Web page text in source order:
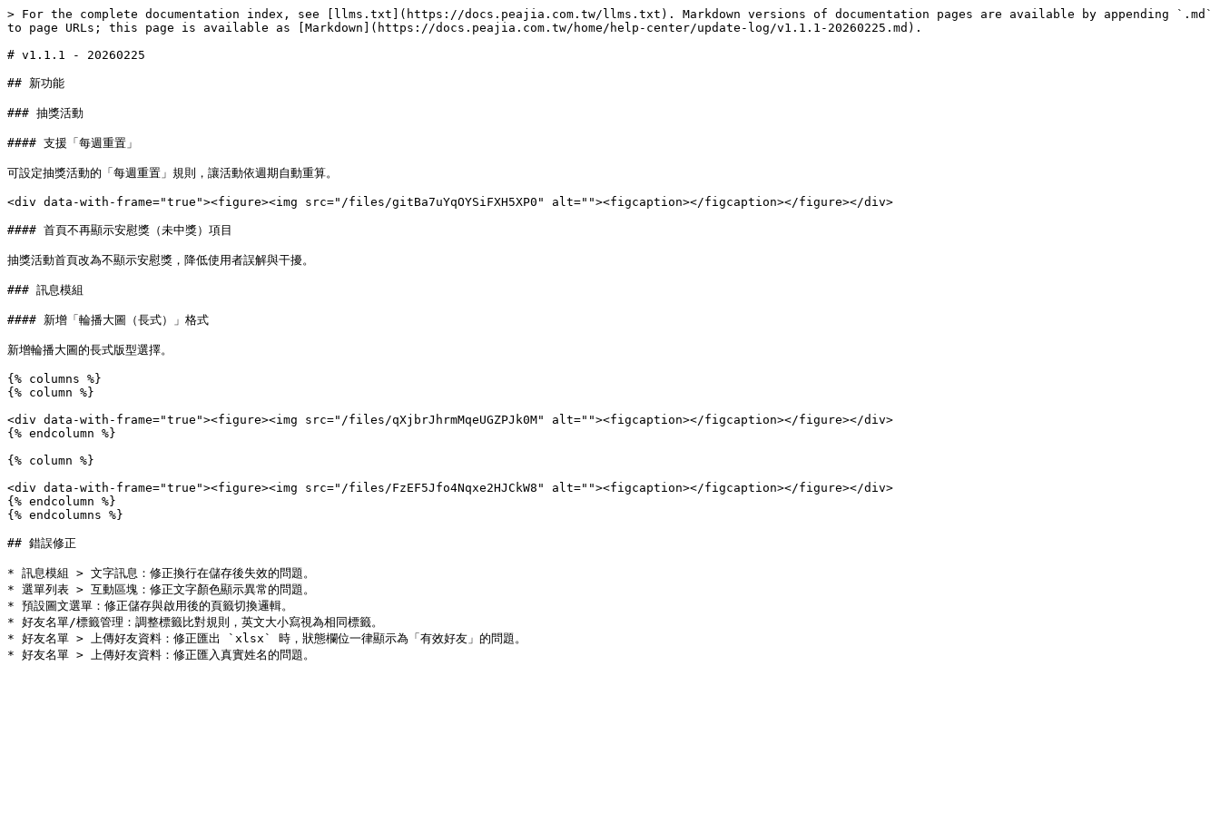
> For the complete documentation index, see [llms.txt](https://docs.peajia.com.tw/llms.txt). Markdown versions of documentation pages are available by appending `.md`
to page URLs; this page is available as [Markdown](https://docs.peajia.com.tw/home/help-center/update-log/v1.1.1-20260225.md).
# v1.1.1 - 20260225
## 新功能
### 抽獎活動
#### 支援「每週重置」
可設定抽獎活動的「每週重置」規則，讓活動依週期自動重算。
<div data-with-frame="true"><figure><img src="/files/gitBa7uYqOYSiFXH5XP0" alt=""><figcaption></figcaption></figure></div>
#### 首頁不再顯示安慰獎（未中獎）項目
抽獎活動首頁改為不顯示安慰獎，降低使用者誤解與干擾。
### 訊息模組
#### 新增「輪播大圖（長式）」格式
新增輪播大圖的長式版型選擇。
{% columns %}
{% column %}
<div data-with-frame="true"><figure><img src="/files/qXjbrJhrmMqeUGZPJk0M" alt=""><figcaption></figcaption></figure></div>
{% endcolumn %}
{% column %}
<div data-with-frame="true"><figure><img src="/files/FzEF5Jfo4Nqxe2HJCkW8" alt=""><figcaption></figcaption></figure></div>
{% endcolumn %}
{% endcolumns %}
## 錯誤修正
* 訊息模組 > 文字訊息：修正換行在儲存後失效的問題。
* 選單列表 > 互動區塊：修正文字顏色顯示異常的問題。
* 預設圖文選單：修正儲存與啟用後的頁籤切換邏輯。
* 好友名單/標籤管理：調整標籤比對規則，英文大小寫視為相同標籤。
* 好友名單 > 上傳好友資料：修正匯出 `xlsx` 時，狀態欄位一律顯示為「有效好友」的問題。